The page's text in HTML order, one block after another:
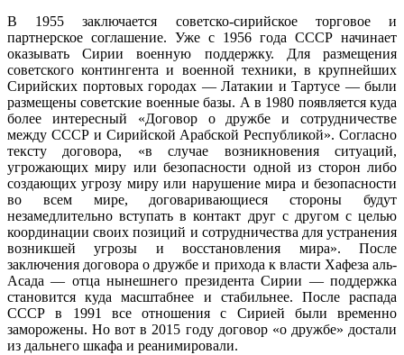
В 1955 заключается советско-сирийское торговое и
партнерское соглашение. Уже с 1956 года СССР начинает
оказывать Сирии военную поддержку. Для размещения
советского контингента и военной техники, в крупнейших
Сирийских портовых городах — Латакии и Тартусе — были
размещены советские военные базы. А в 1980 появляется куда
более интересный «Договор о дружбе и сотрудничестве
между СССР и Сирийской Арабской Республикой». Согласно
тексту договора, «в случае возникновения ситуаций,
угрожающих миру или безопасности одной из сторон либо
создающих угрозу миру или нарушение мира и безопасности
во всем мире, договаривающиеся стороны будут
незамедлительно вступать в контакт друг с другом с целью
координации своих позиций и сотрудничества для устранения
возникшей угрозы и восстановления мира». После
заключения договора о дружбе и прихода к власти Хафеза аль-
Асада — отца нынешнего президента Сирии — поддержка
становится куда масштабнее и стабильнее. После распада
СССР в 1991 все отношения с Сирией были временно
заморожены. Но вот в 2015 году договор «о дружбе» достали
из дальнего шкафа и реанимировали.